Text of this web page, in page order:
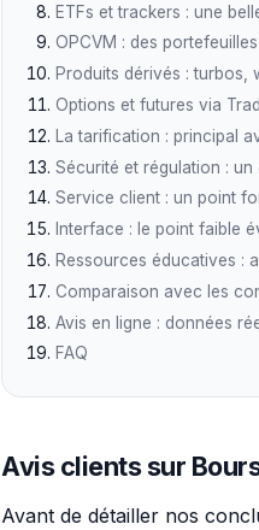
ETFs et trackers : une
OPCVM : des
Produits dérivés : turbos,
Options et futures via
La tarification : principal
Sécurité et régulation :
Service client : un point
Interface : le point faible
Ressources éducatives :
Comparaison avec les
Avis en ligne : données
FAQ
Avis clients sur
Avant de détailler nos